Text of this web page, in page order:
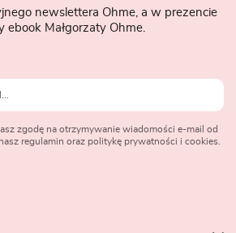
newslettera Ohme, a w prezencie
Małgorzaty Ohme.
zgodę na otrzymywanie wiadomości e-mail od
regulamin oraz politykę prywatności i cookies.